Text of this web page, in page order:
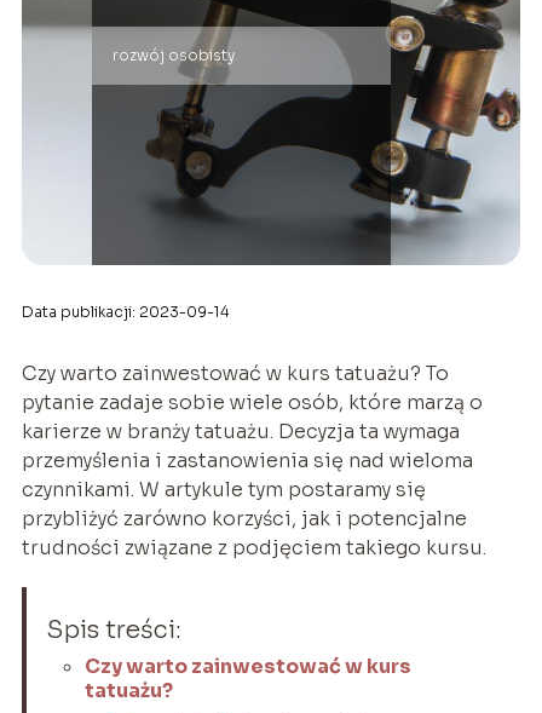
rozwój osobisty
Data publikacji: 2023-09-14
Czy warto zainwestować w kurs tatuażu? To
pytanie zadaje sobie wiele osób, które marzą o
karierze w branży tatuażu. Decyzja ta wymaga
przemyślenia i zastanowienia się nad wieloma
czynnikami. W artykule tym postaramy się
przybliżyć zarówno korzyści, jak i potencjalne
trudności związane z podjęciem takiego kursu.
Spis treści:
Czy warto zainwestować w kurs
tatuażu?